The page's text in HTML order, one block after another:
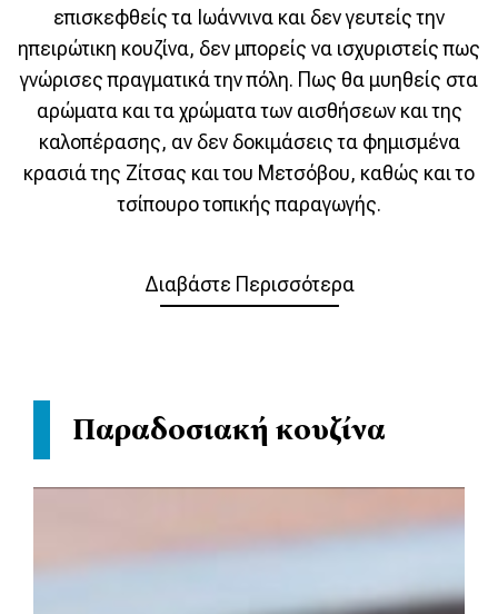
επισκεφθείς τα Ιωάννινα και δεν γευτείς την
ηπειρώτικη κουζίνα, δεν μπορείς να ισχυριστείς πως
γνώρισες πραγματικά την πόλη. Πως θα μυηθείς στα
αρώματα και τα χρώματα των αισθήσεων και της
καλοπέρασης, αν δεν δοκιμάσεις τα φημισμένα
κρασιά της Ζίτσας και του Μετσόβου, καθώς και το
τσίπουρο τοπικής παραγωγής.
Διαβάστε Περισσότερα
Παραδοσιακή κουζίνα